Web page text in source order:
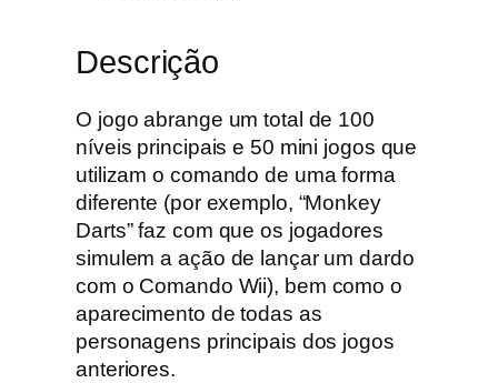
u
e
r
M
o
n
k
e
y
B
a
Descrição
O jogo abrange um total de 100
níveis principais e 50 mini jogos que
utilizam o comando de uma forma
diferente (por exemplo, “Monkey
Darts” faz com que os jogadores
simulem a ação de lançar um dardo
com o Comando Wii), bem como o
aparecimento de todas as
personagens principais dos jogos
anteriores.